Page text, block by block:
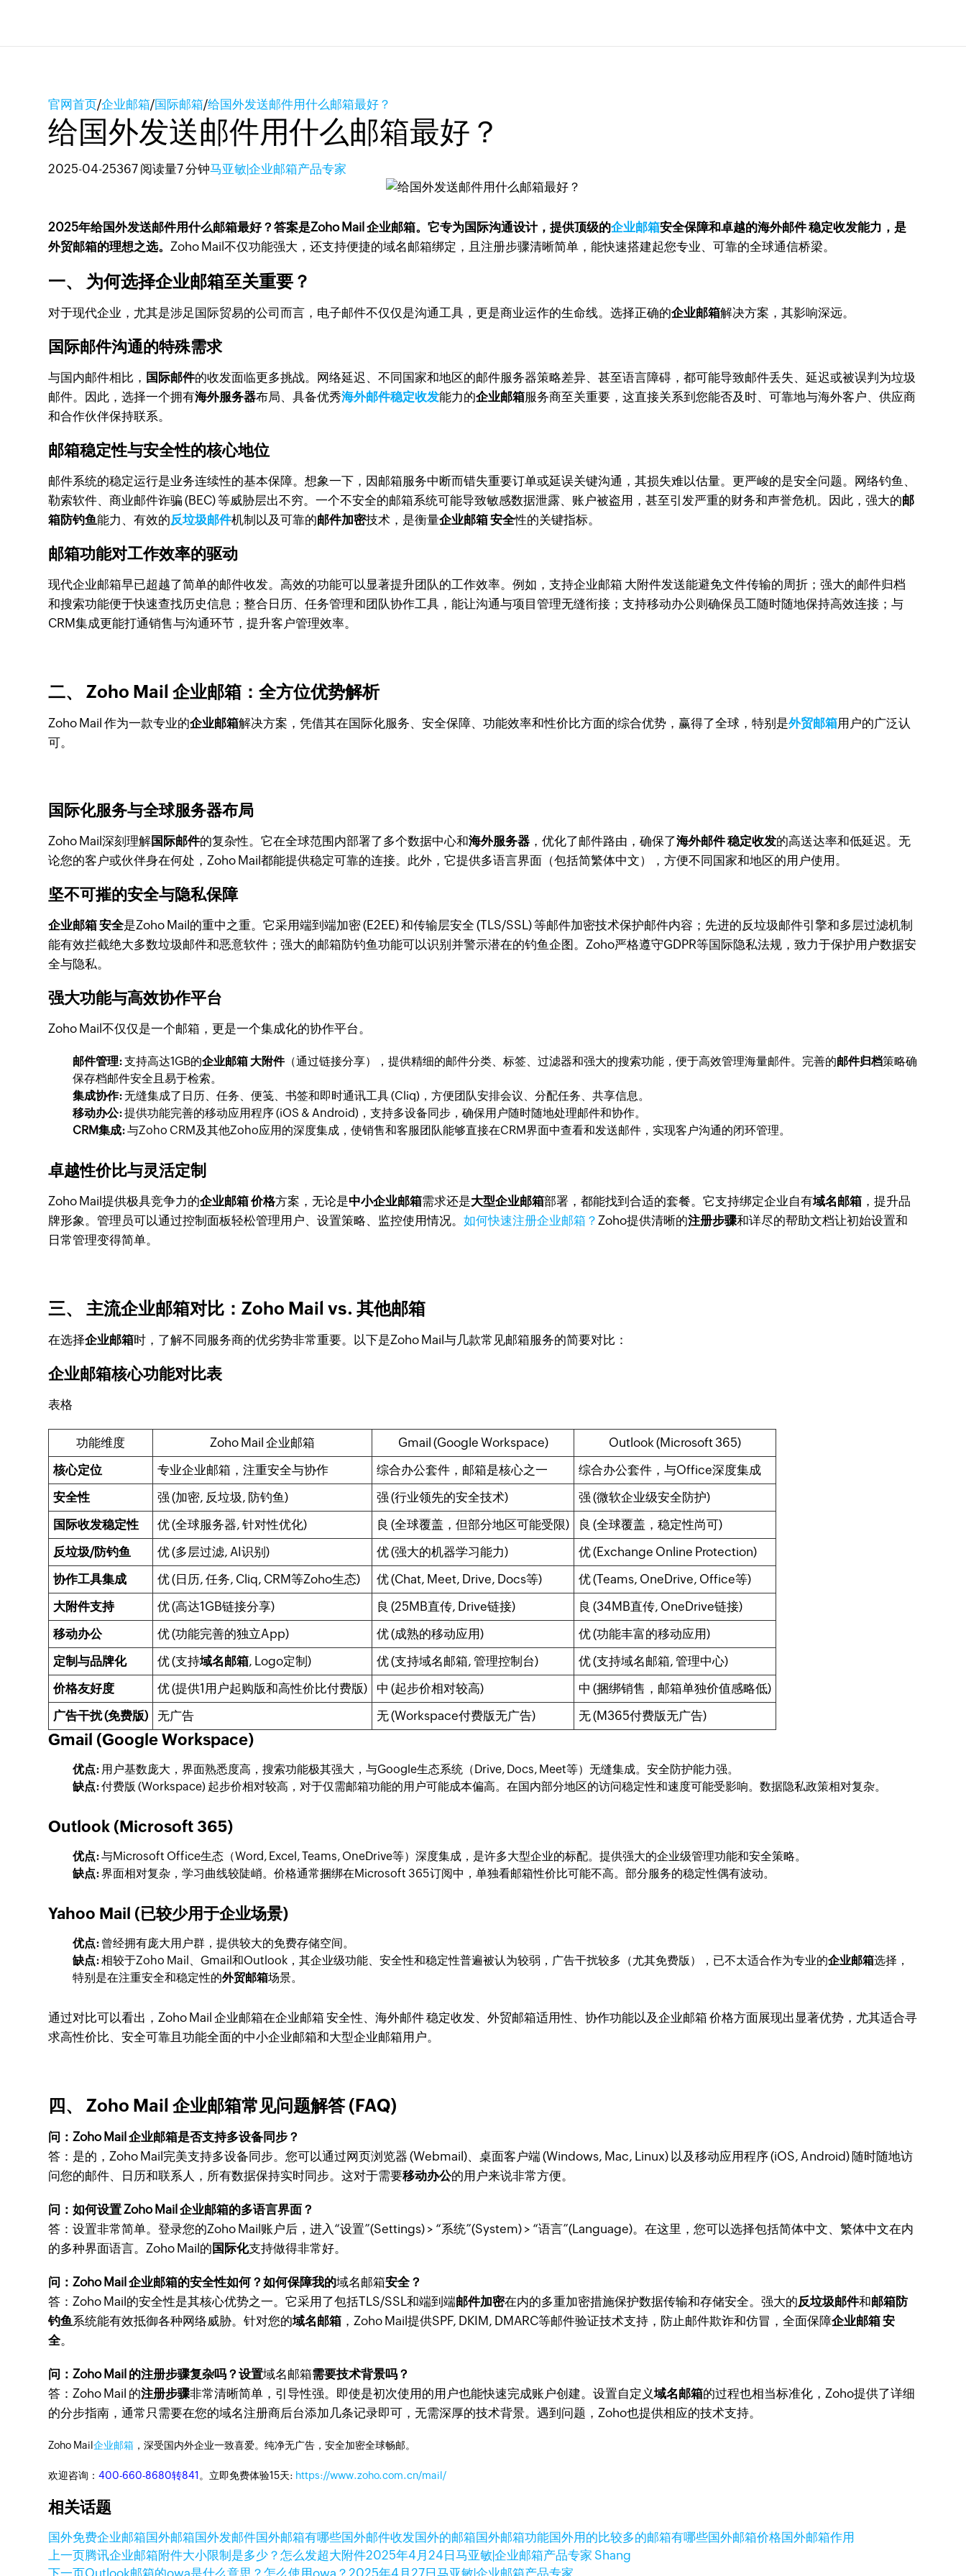
官网首页/企业邮箱/国际邮箱/给国外发送邮件用什么邮箱最好？
给国外发送邮件用什么邮箱最好？
2025-04-25367 阅读量7 分钟马亚敏|企业邮箱产品专家
2025年给国外发送邮件用什么邮箱最好？答案是Zoho Mail 企业邮箱。它专为国际沟通设计，提供顶级的企业邮箱安全保障和卓越的海外邮件 稳定收发能力，是
外贸邮箱的理想之选。Zoho Mail不仅功能强大，还支持便捷的域名邮箱绑定，且注册步骤清晰简单，能快速搭建起您专业、可靠的全球通信桥梁。
一、 为何选择企业邮箱至关重要？
对于现代企业，尤其是涉足国际贸易的公司而言，电子邮件不仅仅是沟通工具，更是商业运作的生命线。选择正确的企业邮箱解决方案，其影响深远。
国际邮件沟通的特殊需求
与国内邮件相比， 国际邮件的收发面临更多挑战。网络延迟、不同国家和地区的邮件服务器策略差异、甚至语言障碍，都可能导致邮件丢失、延迟或被误判为垃圾
邮件。因此，选择一个拥有海外服务器布局、具备优秀海外邮件稳定收发能力的企业邮箱服务商至关重要，这直接关系到您能否及时、可靠地与海外客户、供应商
和合作伙伴保持联系。
邮箱稳定性与安全性的核心地位
邮件系统的稳定运行是业务连续性的基本保障。想象一下，因邮箱服务中断而错失重要订单或延误关键沟通，其损失难以估量。更严峻的是安全问题。网络钓鱼、
勒索软件、商业邮件诈骗 (BEC) 等威胁层出不穷。一个不安全的邮箱系统可能导致敏感数据泄露、账户被盗用，甚至引发严重的财务和声誉危机。因此，强大的邮
箱防钓鱼能力、有效的反垃圾邮件机制以及可靠的邮件加密技术，是衡量企业邮箱 安全性的关键指标。
邮箱功能对工作效率的驱动
现代企业邮箱早已超越了简单的邮件收发。高效的功能可以显著提升团队的工作效率。例如，支持企业邮箱 大附件发送能避免文件传输的周折；强大的邮件归档
和搜索功能便于快速查找历史信息；整合日历、任务管理和团队协作工具，能让沟通与项目管理无缝衔接；支持移动办公则确保员工随时随地保持高效连接；与
CRM集成更能打通销售与沟通环节，提升客户管理效率。
二、 Zoho Mail 企业邮箱：全方位优势解析
Zoho Mail 作为一款专业的企业邮箱解决方案，凭借其在国际化服务、安全保障、功能效率和性价比方面的综合优势，赢得了全球，特别是外贸邮箱用户的广泛认
可。
国际化服务与全球服务器布局
Zoho Mail深刻理解国际邮件的复杂性。它在全球范围内部署了多个数据中心和海外服务器 ，优化了邮件路由，确保了海外邮件 稳定收发的高送达率和低延迟。无
论您的客户或伙伴身在何处，Zoho Mail都能提供稳定可靠的连接。此外，它提供多语言界面（包括简繁体中文），方便不同国家和地区的用户使用。
坚不可摧的安全与隐私保障
企业邮箱 安全是Zoho Mail的重中之重。它采用端到端加密 (E2EE) 和传输层安全 (TLS/SSL) 等邮件加密技术保护邮件内容；先进的反垃圾邮件引擎和多层过滤机制
能有效拦截绝大多数垃圾邮件和恶意软件；强大的邮箱防钓鱼功能可以识别并警示潜在的钓鱼企图。Zoho严格遵守GDPR等国际隐私法规，致力于保护用户数据安
全与隐私。
强大功能与高效协作平台
Zoho Mail不仅仅是一个邮箱，更是一个集成化的协作平台。
邮件管理:支持高达1GB的企业邮箱 大附件（通过链接分享），提供精细的邮件分类、标签、过滤器和强大的搜索功能，便于高效管理海量邮件。完善的邮件归档策略确
保存档邮件安全且易于检索。
集成协作:无缝集成了日历、任务、便笺、书签和即时通讯工具 (Cliq)，方便团队安排会议、分配任务、共享信息。
移动办公:提供功能完善的移动应用程序 (iOS & Android)，支持多设备同步，确保用户随时随地处理邮件和协作。
CRM集成:与Zoho CRM及其他Zoho应用的深度集成，使销售和客服团队能够直接在CRM界面中查看和发送邮件，实现客户沟通的闭环管理。
卓越性价比与灵活定制
Zoho Mail提供极具竞争力的企业邮箱 价格方案，无论是中小企业邮箱需求还是大型企业邮箱部署，都能找到合适的套餐。它支持绑定企业自有域名邮箱 ，提升品
牌形象。管理员可以通过控制面板轻松管理用户、设置策略、监控使用情况。如何快速注册企业邮箱？Zoho提供清晰的注册步骤和详尽的帮助文档让初始设置和
日常管理变得简单。
三、 主流企业邮箱对比：Zoho Mail vs. 其他邮箱
在选择企业邮箱时，了解不同服务商的优劣势非常重要。以下是Zoho Mail与几款常见邮箱服务的简要对比：
企业邮箱核心功能对比表
表格
功能维度 Zoho Mail 企业邮箱 Gmail (Google Workspace)
Outlook (Microsoft 365)
核心定位
专业企业邮箱，注重安全与协作 综合办公套件，邮箱是核心之一
综合办公套件，与Office深度集成
安全性
强 (加密, 反垃圾, 防钓鱼) 强 (行业领先的安全技术)
强 (微软企业级安全防护)
国际收发稳定性
优 (全球服务器, 针对性优化) 良 (全球覆盖，但部分地区可能受限)
良 (全球覆盖，稳定性尚可)
反垃圾/防钓鱼
优 (多层过滤, AI识别) 优 (强大的机器学习能力)
优 (Exchange Online Protection)
协作工具集成
优 (日历, 任务, Cliq, CRM等Zoho生态) 优 (Chat, Meet, Drive, Docs等)
优 (Teams, OneDrive, Office等)
大附件支持
优 (高达1GB链接分享) 良 (25MB直传, Drive链接)
良 (34MB直传, OneDrive链接)
移动办公
优 (功能完善的独立App) 优 (成熟的移动应用)
优 (功能丰富的移动应用)
定制与品牌化
优 (支持域名邮箱, Logo定制) 优 (支持域名邮箱, 管理控制台)
优 (支持域名邮箱, 管理中心)
价格友好度
优 (提供1用户起购版和高性价比付费版) 中 (起步价相对较高)
中 (捆绑销售，邮箱单独价值感略低)
广告干扰 (免费版)
无广告 无 (Workspace付费版无广告) 无 (M365付费版无广告)
Gmail (Google Workspace)
优点: 用户基数庞大，界面熟悉度高，搜索功能极其强大，与Google生态系统（Drive, Docs, Meet等）无缝集成。安全防护能力强。
缺点:付费版 (Workspace) 起步价相对较高，对于仅需邮箱功能的用户可能成本偏高。在国内部分地区的访问稳定性和速度可能受影响。数据隐私政策相对复杂。
Outlook (Microsoft 365)
优点:与Microsoft Office生态（Word, Excel, Teams, OneDrive等）深度集成，是许多大型企业的标配。提供强大的企业级管理功能和安全策略。
缺点:界面相对复杂，学习曲线较陡峭。价格通常捆绑在Microsoft 365订阅中，单独看邮箱性价比可能不高。部分服务的稳定性偶有波动。
Yahoo Mail (已较少用于企业场景)
优点: 曾经拥有庞大用户群，提供较大的免费存储空间。
缺点:相较于Zoho Mail、Gmail和Outlook，其企业级功能、安全性和稳定性普遍被认为较弱，广告干扰较多（尤其免费版），已不太适合作为专业的企业邮箱选择，
特别是在注重安全和稳定性的外贸邮箱场景。
通过对比可以看出，Zoho Mail 企业邮箱在企业邮箱 安全性、海外邮件 稳定收发、外贸邮箱适用性、协作功能以及企业邮箱 价格方面展现出显著优势，尤其适合寻
求高性价比、安全可靠且功能全面的中小企业邮箱和大型企业邮箱用户。
四、 Zoho Mail 企业邮箱常见问题解答 (FAQ)
问：Zoho Mail 企业邮箱是否支持多设备同步？
答：是的，Zoho Mail完美支持多设备同步。您可以通过网页浏览器 (Webmail)、桌面客户端 (Windows, Mac, Linux) 以及移动应用程序 (iOS, Android) 随时随地访
问您的邮件、日历和联系人，所有数据保持实时同步。这对于需要移动办公的用户来说非常方便。
问：如何设置 Zoho Mail 企业邮箱的多语言界面？
答：设置非常简单。登录您的Zoho Mail账户后，进入“设置”(Settings) > “系统”(System) > “语言”(Language)。在这里，您可以选择包括简体中文、繁体中文在内
的多种界面语言。Zoho Mail的 国际化支持做得非常好。
问：Zoho Mail 企业邮箱的安全性如何？如何保障我的域名邮箱安全？
答：Zoho Mail的安全性是其核心优势之一。它采用了包括TLS/SSL和端到端邮件加密在内的多重加密措施保护数据传输和存储安全。强大的反垃圾邮件和邮箱防
钓鱼系统能有效抵御各种网络威胁。针对您的域名邮箱 ，Zoho Mail提供SPF, DKIM, DMARC等邮件验证技术支持，防止邮件欺诈和仿冒，全面保障企业邮箱 安
全。
问：Zoho Mail 的注册步骤复杂吗？设置域名邮箱需要技术背景吗？
答：Zoho Mail 的注册步骤非常清晰简单，引导性强。即使是初次使用的用户也能快速完成账户创建。设置自定义域名邮箱的过程也相当标准化，Zoho提供了详细
的分步指南，通常只需要在您的域名注册商后台添加几条记录即可，无需深厚的技术背景。遇到问题，Zoho也提供相应的技术支持。
Zoho Mail企业邮箱 ，深受国内外企业一致喜爱。纯净无广告，安全加密全球畅邮。
欢迎咨询：400-660-8680转841 。立即免费体验15天: https://www.zoho.com.cn/mail/
相关话题
国外免费企业邮箱国外邮箱国外发邮件国外邮箱有哪些国外邮件收发国外的邮箱国外邮箱功能国外用的比较多的邮箱有哪些国外邮箱价格国外邮箱作用
上一页腾讯企业邮箱附件大小限制是多少？怎么发超大附件2025年4月24日马亚敏|企业邮箱产品专家 Shang
下一页Outlook邮箱的owa是什么意思？怎么使用owa？ 2025年4月27日马亚敏|企业邮箱产品专家